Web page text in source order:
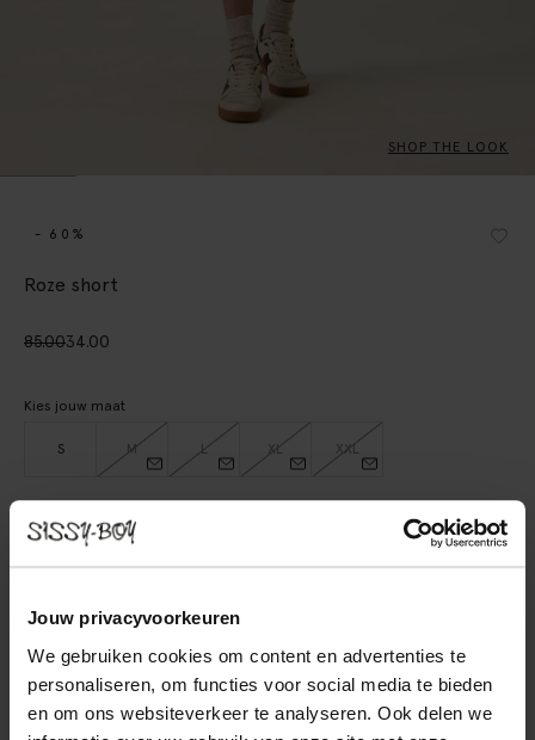
Jouw privacyvoorkeuren
We gebruiken cookies om content en advertenties te
personaliseren, om functies voor social media te bieden
en om ons websiteverkeer te analyseren. Ook delen we
SHOP THE LOOK
- 60%
Roze short
85.0034.00
Kies jouw maat
S M L XL XXL
Gratis verzending naar winkel
Achteraf betalen
Snelle levering